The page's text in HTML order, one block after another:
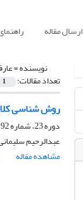
ارسال مقاله
نویسنده =
تعداد مقالات: 1
روش شناسی
دوره 23، شماره 92، زمستان 1393، صفحه
عبدالرحیم
مشاهده مقاله